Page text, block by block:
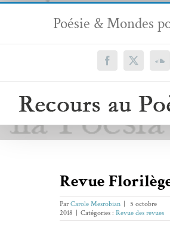
Passer
contenu
Poésie & Mondes
Facebook
X
Revue
ParCarole Mesrobian
5 octobre
2018
Catégories : Revue des revues